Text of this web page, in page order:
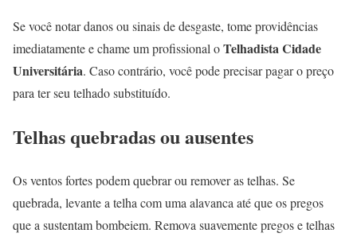
Se você notar danos ou sinais de desgaste, tome providências
imediatamente e chame um profissional oTelhadista Cidade
Universitária. Caso contrário, você pode precisar pagar o preço
para ter seu telhado substituído.
Telhas quebradas ou ausentes
Os ventos fortes podem quebrar ou remover as telhas. Se
quebrada, levante a telha com uma alavanca até que os pregos
que a sustentam bombeiem. Remova suavemente pregos e telhas